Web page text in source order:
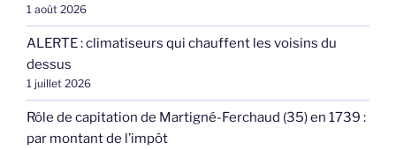
1 août 2026
ALERTE : climatiseurs qui chauffent les voisins du
dessus
1 juillet 2026
Rôle de capitation de Martigné-Ferchaud (35) en 1739 :
par montant de l’impôt